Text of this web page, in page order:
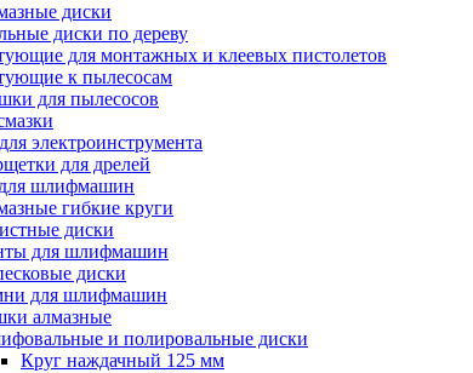
диски
диски по дереву
для монтажных и клеевых пистолетов
к пылесосам
для пылесосов
электроинструмента
для дрелей
шлифмашин
гибкие круги
диски
для шлифмашин
диски
для шлифмашин
алмазные
и полировальные диски
Круг наждачный 125 мм